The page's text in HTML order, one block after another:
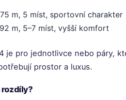
m, 5 míst, sportovní charakter
m, 5–7 míst, vyšší komfort
je pro jednotlivce nebo páry,
prostor a luxus.
rozdíly?